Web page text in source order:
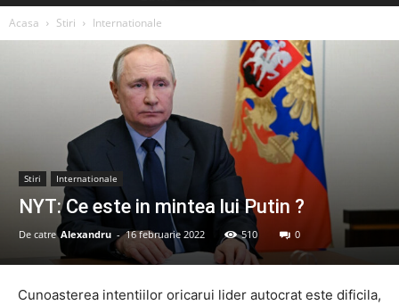
Acasa Stiri Internationale
Stiri Internationale
NYT: Ce este in mintea lui Putin ?
De catre Alexandru - 16 februarie 2022 510 0
Cunoasterea intentiilor oricarui lider autocrat este dificila,